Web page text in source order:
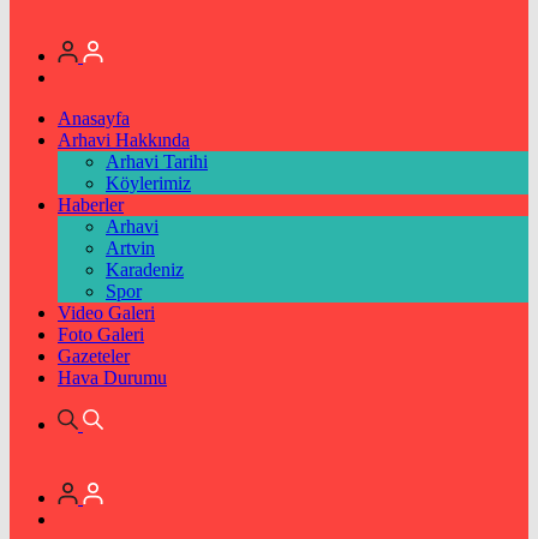
Anasayfa
Arhavi Hakkında
Arhavi Tarihi
Köylerimiz
Haberler
Arhavi
Artvin
Karadeniz
Spor
Video Galeri
Foto Galeri
Gazeteler
Hava Durumu